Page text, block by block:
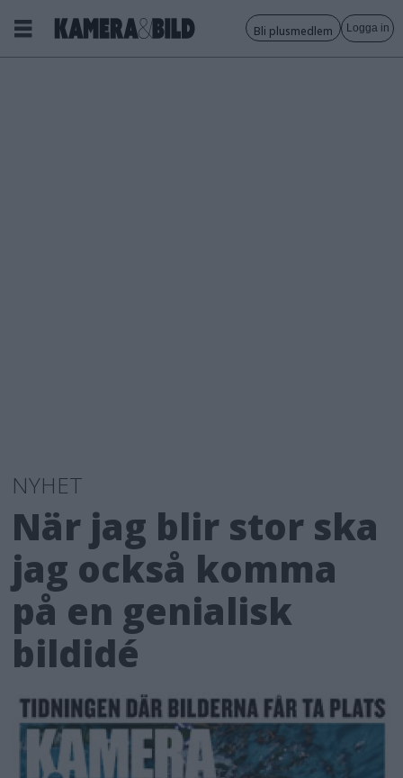
Bli plusmedlem Logga in
NYHET
När jag blir stor ska
jag också komma
på en genialisk
bildidé